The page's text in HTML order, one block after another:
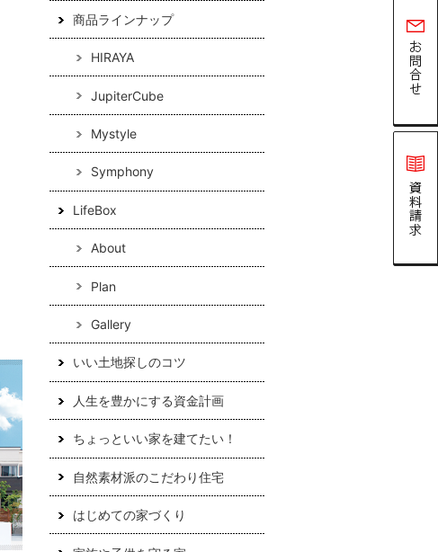
商品ラインナップ
HIRAYA
JupiterCube
Mystyle
Symphony
LifeBox
About
Plan
Gallery
いい土地探しのコツ
人生を豊かにする資金計画
ちょっといい家を建てたい！
自然素材派のこだわり住宅
はじめての家づくり